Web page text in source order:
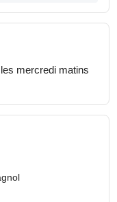
mercredi matins